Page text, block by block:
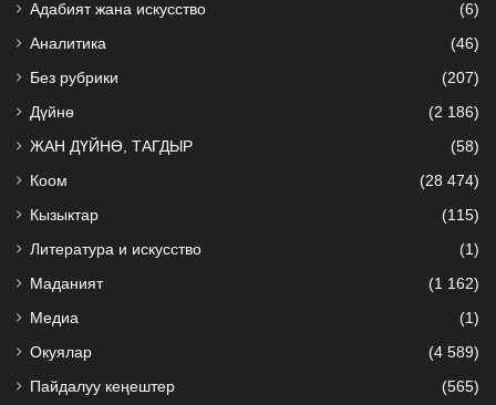
Адабият жана искусство (6)
Аналитика (46)
Без рубрики (207)
Дүйнө (2 186)
ЖАН ДҮЙНӨ, ТАГДЫР (58)
Коом (28 474)
Кызыктар (115)
Литература и искусство (1)
Маданият (1 162)
Медиа (1)
Окуялар (4 589)
Пайдалуу кеңештер (565)